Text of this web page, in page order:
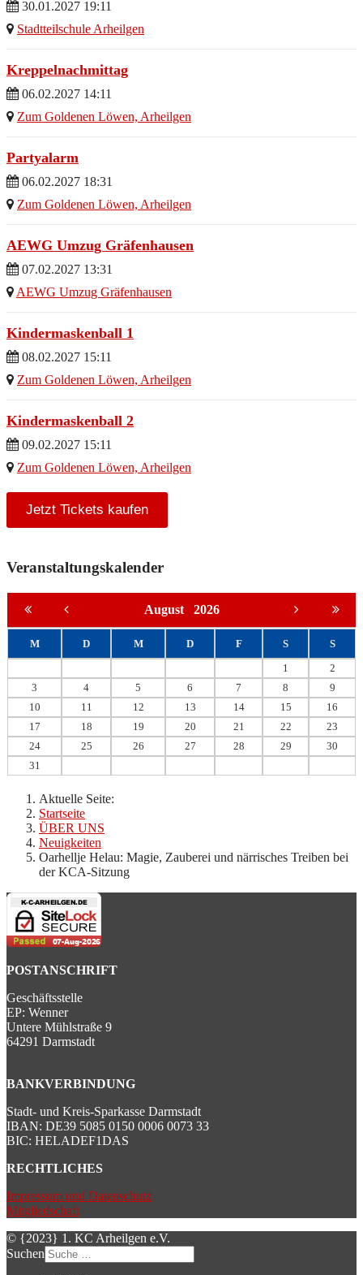
30.01.2027 19:11
Stadtteilschule Arheilgen
Kreppelnachmittag
06.02.2027 14:11
Zum Goldenen Löwen, Arheilgen
Partyalarm
06.02.2027 18:31
Zum Goldenen Löwen, Arheilgen
AEWG Umzug Gräfenhausen
07.02.2027 13:31
AEWG Umzug Gräfenhausen
Kindermaskenball 1
08.02.2027 15:11
Zum Goldenen Löwen, Arheilgen
Kindermaskenball 2
09.02.2027 15:11
Zum Goldenen Löwen, Arheilgen
Jetzt Tickets kaufen
Veranstaltungskalender
August 2026
M D M D F S
S
1
2
3
4 5 6 7 8
9
10
11 12 13 14 15
16
17
18 19 20 21 22
23
24
25 26 27 28 29
30
31
Aktuelle Seite:
Startseite
ÜBER UNS
Neuigkeiten
Oarhellje Helau: Magie, Zauberei und närrisches Treiben bei
der KCA-Sitzung
POSTANSCHRIFT
Geschäftsstelle
EP: Wenner
Untere Mühlstraße 9
64291 Darmstadt
BANKVERBINDUNG
Stadt- und Kreis-Sparkasse Darmstadt
IBAN: DE39 5085 0150 0006 0073 33
BIC: HELADEF1DAS
RECHTLICHES
Impressum und Datenschutz
Mitgliedschaft
© {2023} 1. KC Arheilgen e.V.
Suchen